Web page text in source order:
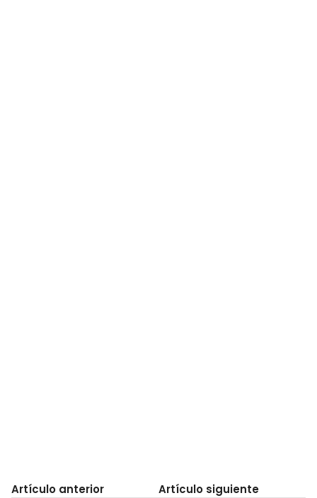
Artículo anterior Artículo siguiente